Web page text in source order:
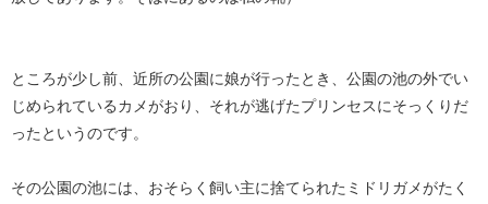
ところが少し前、近所の公園に娘が行ったとき、公園の池の外でい
じめられているカメがおり、それが逃げたプリンセスにそっくりだ
ったというのです。
その公園の池には、おそらく飼い主に捨てられたミドリガメがたく